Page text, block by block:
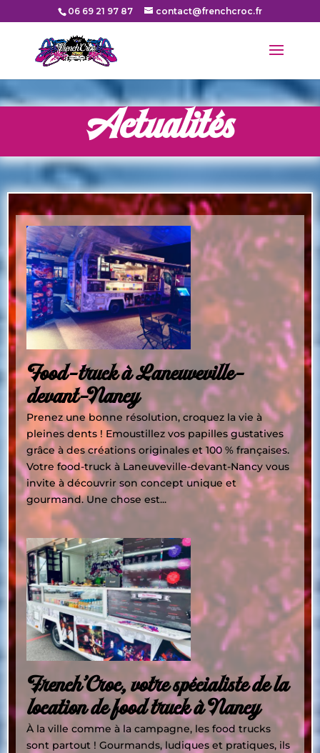
06 69 21 97 87 contact@frenchcroc.fr
Actualités
Food-truck à Laneuveville-
devant-Nancy
Prenez une bonne résolution, croquez la vie à
pleines dents ! Emoustillez vos papilles gustatives
grâce à des créations originales et 100 % françaises.
Votre food-truck à Laneuveville-devant-Nancy vous
invite à découvrir son concept unique et
gourmand. Une chose est...
French’Croc, votre spécialiste de la
location de food truck à Nancy
À la ville comme à la campagne, les food trucks
sont partout ! Gourmands, ludiques et pratiques, ils